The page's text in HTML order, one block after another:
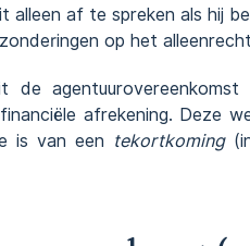
alleen af te spreken als hij
op het
de
afrekening. Deze
is van een tekortkoming